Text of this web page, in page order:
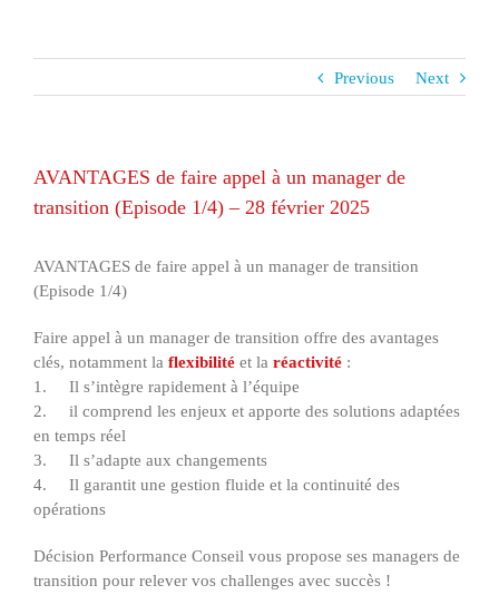
Previous Next
AVANTAGES de faire appel à un manager de
transition (Episode 1/4) – 28 février 2025
AVANTAGES de faire appel à un manager de transition
(Episode 1/4)
Faire appel à un manager de transition offre des avantages
clés, notamment la flexibilité et la réactivité :
1. Il s’intègre rapidement à l’équipe
2. il comprend les enjeux et apporte des solutions adaptées
en temps réel
3. Il s’adapte aux changements
4. Il garantit une gestion fluide et la continuité des
opérations
Décision Performance Conseil vous propose ses managers de
transition pour relever vos challenges avec succès !